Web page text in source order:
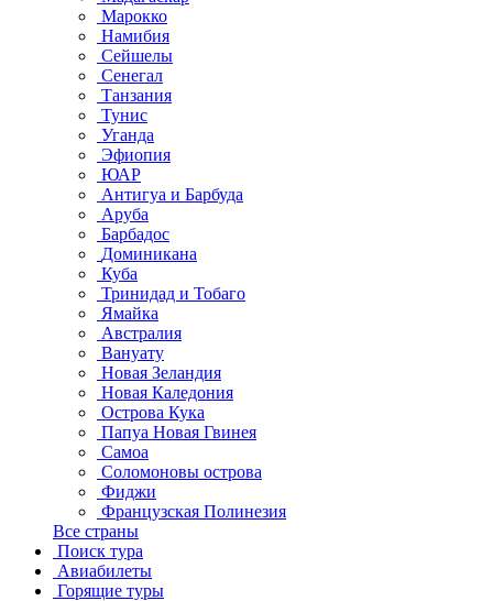
Марокко
Намибия
Сейшелы
Сенегал
Танзания
Тунис
Уганда
Эфиопия
ЮАР
Антигуа и Барбуда
Аруба
Барбадос
Доминикана
Куба
Тринидад и Тобаго
Ямайка
Австралия
Вануату
Новая Зеландия
Новая Каледония
Острова Кука
Папуа Новая Гвинея
Самоа
Соломоновы острова
Фиджи
Французская Полинезия
Все страны
Поиск тура
Авиабилеты
Горящие туры